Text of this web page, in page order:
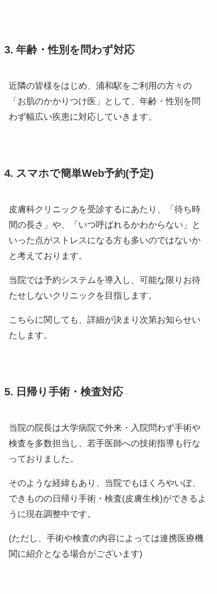
3. 年齢・性別を問わず対応
近隣の皆様をはじめ、浦和駅をご利用の方々の
「お肌のかかりつけ医」として、年齢・性別を問
わず幅広い疾患に対応していきます。
4. スマホで簡単Web予約(予定)
皮膚科クリニックを受診するにあたり、「待ち時
間の長さ」や、「いつ呼ばれるかわからない」と
いった点がストレスになる方も多いのではないか
と考えております。
当院では予約システムを導入し、可能な限りお待
たせしないクリニックを目指します。
こちらに関しても、詳細が決まり次第お知らせい
たします。
5. 日帰り手術・検査対応
当院の院長は大学病院で外来・入院問わず手術や
検査を多数担当し、若手医師への技術指導も行な
っておりました。
そのような経緯もあり、当院でもほくろやいぼ、
できものの日帰り手術・検査(皮膚生検)ができるよ
うに現在調整中です。
(ただし、手術や検査の内容によっては連携医療機
関に紹介となる場合がございます)